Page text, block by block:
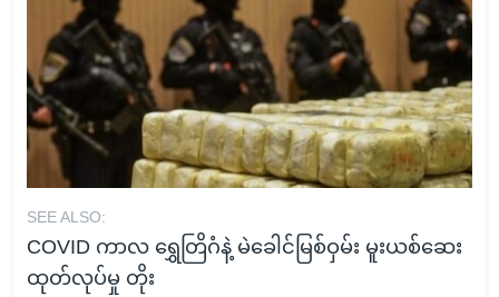
SEE ALSO:
COVID ကာလ ရွှေတြိဂံနဲ့ မဲခေါင်မြစ်ဝှမ်း မူးယစ်ဆေး
ထုတ်လုပ်မှု တိုး